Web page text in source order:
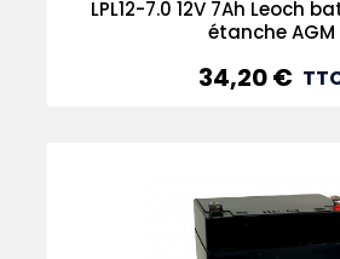
LPL12-7.0 12V 7Ah Leoch
étanche AGM
Prix
34,20 €